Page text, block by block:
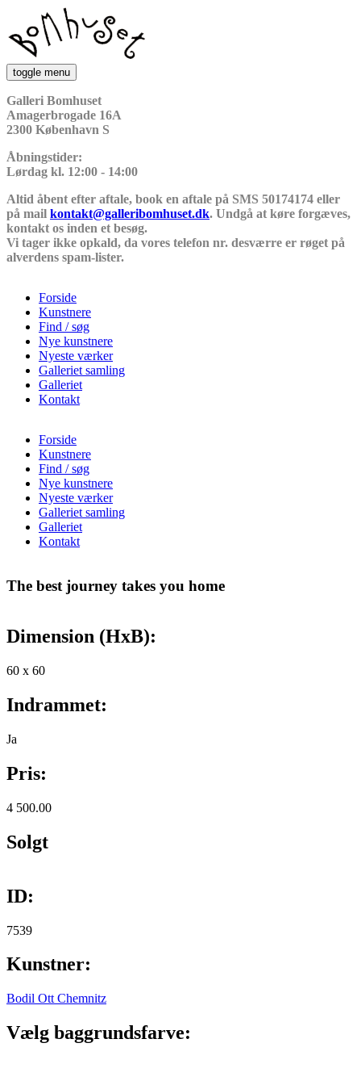
Gå til hovedindhold
Galleri
Bomhuset
toggle menu
Galleri Bomhuset
Amagerbrogade 16A
2300 København S
Åbningstider:
Lørdag kl. 12:00 - 14:00
Altid åbent efter aftale, book en aftale på SMS 50174174 eller
på mail kontakt@galleribomhuset.dk. Undgå at køre forgæves,
kontakt os inden et besøg.
Vi tager ikke opkald, da vores telefon nr. desværre er røget på
alverdens spam-lister.
Hovedmenu
Forside
Kunstnere
Find / søg
Nye kunstnere
Nyeste værker
Galleriet samling
Galleriet
Kontakt
Forside
Kunstnere
Find / søg
Nye kunstnere
Nyeste værker
Galleriet samling
Galleriet
Kontakt
The best journey takes you home
Dimension (HxB):
60 x 60
Indrammet:
Ja
Pris:
4 500.00
Solgt
ID:
7539
Kunstner:
Bodil Ott Chemnitz
Vælg baggrundsfarve: